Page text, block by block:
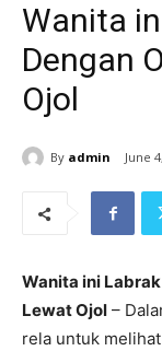
Wanita
Dengan
Ojol
By admin June
Wanita ini
Lewat Ojol –
rela untuk